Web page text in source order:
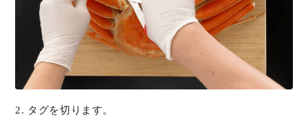
2. タグを切ります。